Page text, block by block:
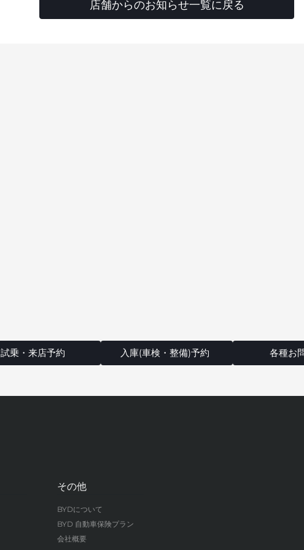
店舗からのお知らせ一覧に戻る
試乗・来店予約 入庫(車検・整備)予約 各種お
その他
BYDについて
BYD 自動車保険プラン
会社概要